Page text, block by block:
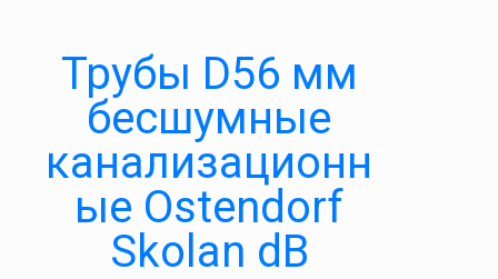
Трубы D56 мм
бесшумные
канализационн
ые Ostendorf
Skolan dB